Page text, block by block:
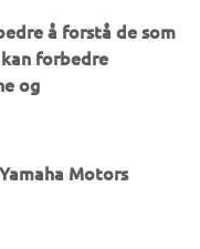
å forstå de som
forbedre
og
Motors